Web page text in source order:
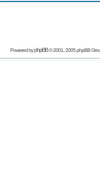
Powered byphpBB© 2001, 2005 phpBB